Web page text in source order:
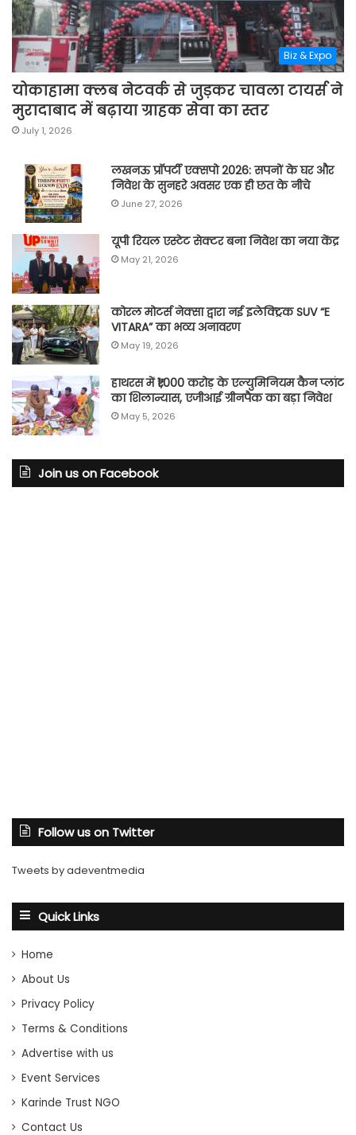
Biz & Expo
योकाहामा क्लब नेटवर्क से जुड़कर चावला टायर्स ने
मुरादाबाद में बढ़ाया ग्राहक सेवा का स्तर
July 1, 2026
लखनऊ प्रॉपर्टी एक्सपो 2026: सपनों के घर और
निवेश के सुनहरे अवसर एक ही छत के नीचे
June 27, 2026
यूपी रियल एस्टेट सेक्टर बना निवेश का नया केंद्र
May 21, 2026
कोरल मोटर्स नेक्सा द्वारा नई इलेक्ट्रिक SUV “E
VITARA” का भव्य अनावरण
May 19, 2026
हाथरस में ₹1,000 करोड़ के एल्युमिनियम कैन प्लांट
का शिलान्यास, एजीआई ग्रीनपैक का बड़ा निवेश
May 5, 2026
Join us on Facebook
Follow us on Twitter
Tweets by adeventmedia
Quick Links
Home
About Us
Privacy Policy
Terms & Conditions
Advertise with us
Event Services
Karinde Trust NGO
Contact Us